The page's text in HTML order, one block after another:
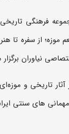
فرهنگی
آثار تاریخی و
های سنتی